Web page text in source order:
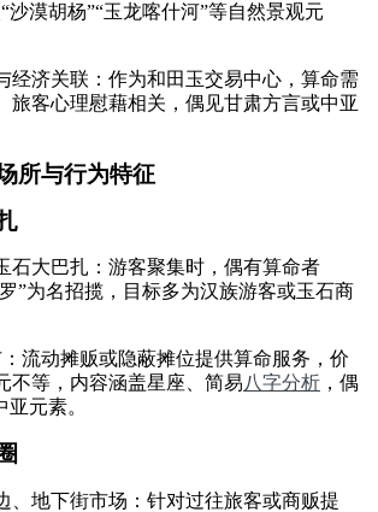
沙漠胡杨”“玉龙喀什河”等自然景观元
经济关联：作为和田玉交易中心，算命需
旅客心理慰藉相关，偶见甘肃方言或中亚
所与行为特征
石大巴扎：游客聚集时，偶有算命者
”为名招揽，目标多为汉族游客或玉石商
流动摊贩或隐蔽摊位提供算命服务，价
不等，内容涵盖星座、简易八字分析 ，偶
亚元素。
、地下街市场：针对过往旅客或商贩提